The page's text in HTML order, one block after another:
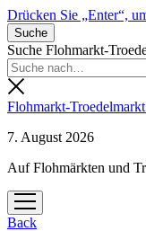
Drücken Sie „Enter“,
Suche
Suche Flohmarkt-
Flohmarkt-
7. August 2026
Auf Flohmärkten und
Menü
öffnen
Back